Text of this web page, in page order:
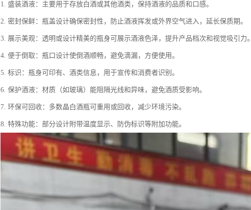
1. 盛装酒液：主要用于存放白酒或其他酒类，保持酒液的品质和口感。
2. 密封保鲜：瓶盖设计确保密封性，防止酒液挥发或外界空气进入，延长保质期。
3. 展示美观：透明或设计精美的瓶身可展示酒液色泽，提升产品档次和视觉吸引力。
4. 便于倒取：瓶口设计使倒酒顺畅，避免滴漏，方便使用。
5. 标识：瓶身可印有、酒类信息，用于宣传和消费者识别。
6. 保护酒液：材质（如玻璃）能阻隔光线和异味，避免酒质受影响。
7. 环保可回收：多数晶白酒瓶可重用或回收，减少环境污染。
8. 特殊功能：部分设计附带温度显示、防伪标识等附加功能。